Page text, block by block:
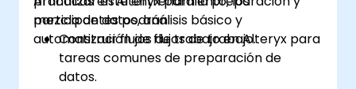
mezcla de datos, análisis básico y
automatización de flujos de trabajo.
participantes podrán:
Construir flujos de trabajo en Alteryx para
tareas comunes de preparación de
datos.